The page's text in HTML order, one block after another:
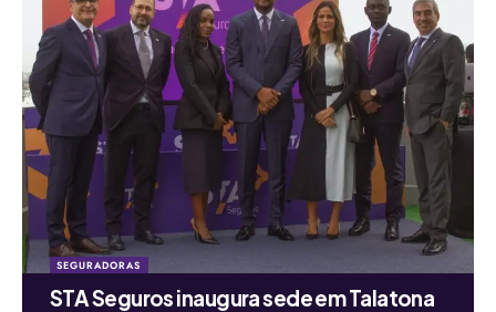
SEGURADORAS
STA Seguros inaugura sede em Talatona